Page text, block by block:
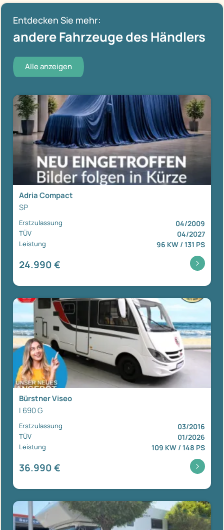
Entdecken Sie mehr:
andere Fahrzeuge des Händlers
Alle anzeigen
Adria Compact
SP
Erstzulassung 04/2009
TÜV 04/2027
Leistung 96 KW / 131 PS
24.990 €
Bürstner Viseo
I 690 G
Erstzulassung 03/2016
TÜV 01/2026
Leistung 109 KW / 148 PS
36.990 €